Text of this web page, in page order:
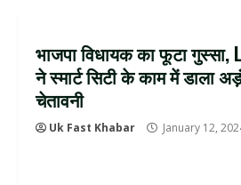
भाजपा विधायक का फूटा गुस्सा,
ने स्मार्ट सिटी के काम में डाला
चेतावनी
Uk Fast Khabar January 12,